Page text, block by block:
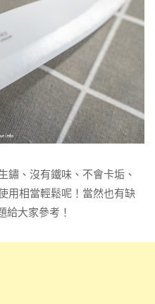
鏽、沒有鐵味、不會卡垢、
用相當輕鬆呢！當然也有缺
大家參考！